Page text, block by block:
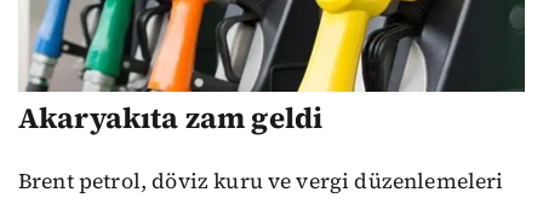
Akaryakıta zam geldi
Brent petrol, döviz kuru ve vergi düzenlemeleri